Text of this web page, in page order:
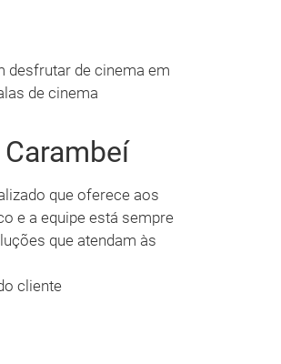
desfrutar de cinema em
de cinema
que oferece aos
e a equipe está sempre
que atendam às
cliente